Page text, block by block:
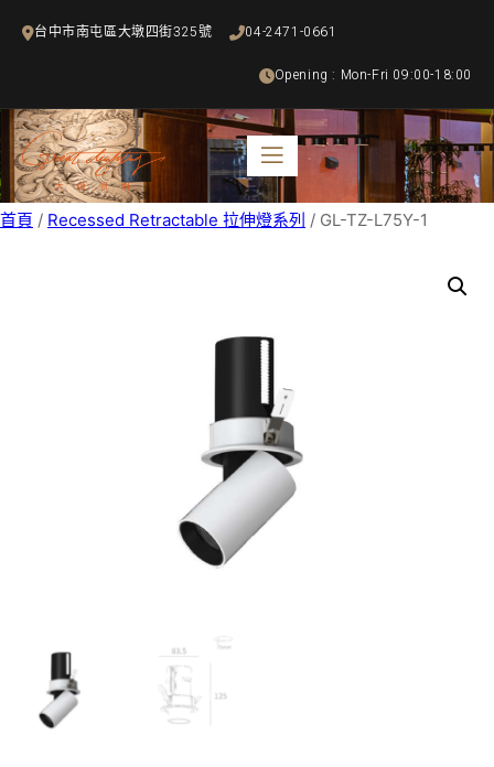
內
容
台中市南屯區大墩四街325號 04-2471-0661
Opening : Mon-Fri 09:00-18:00
首頁 / Recessed Retractable 拉伸燈系列 / GL-TZ-L75Y-1